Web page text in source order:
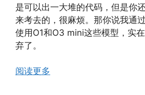
是可以出一大堆的代码，但是你
来考去的，很麻烦。那你说我通
使用O1和O3 mini这些模型，实
弃了。
阅读更多